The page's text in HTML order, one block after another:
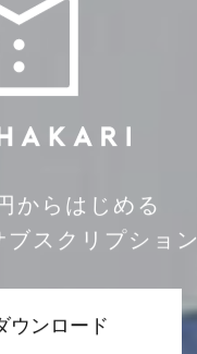
からはじめる
ブスクリプション
ウンロード